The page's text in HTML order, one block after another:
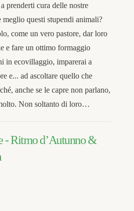
prenderti cura delle nostre
meglio questi stupendi animali?
come un vero pastore, dar loro
e fare un ottimo formaggio
in ecovillaggio, imparerai a
e... ad ascoltare quello che
anche se le capre non parlano,
Non soltanto di loro…
- Ritmo d’Autunno &